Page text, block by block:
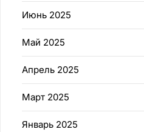
Июнь 2025
Май 2025
Апрель 2025
Март 2025
Январь 2025